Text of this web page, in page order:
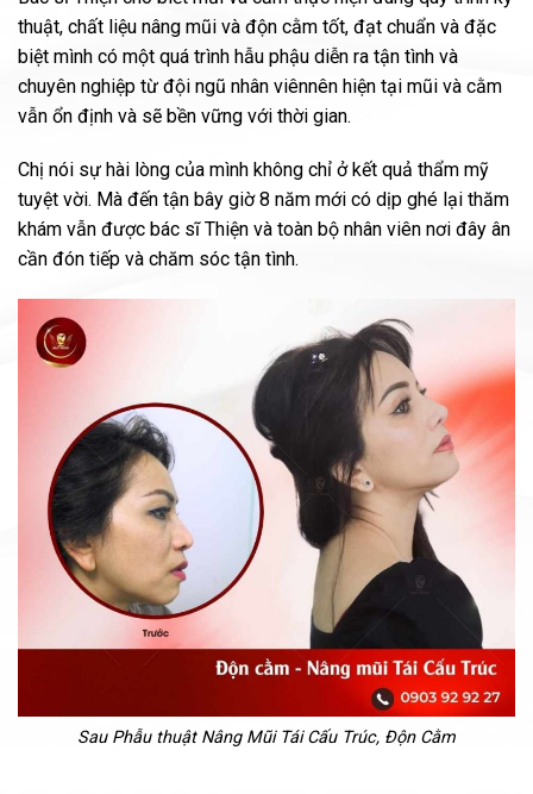
thuật, chất liệu nâng mũi và độn cằm tốt, đạt chuẩn và đặc
biệt mình có một quá trình hẫu phậu diễn ra tận tình và
chuyên nghiệp từ đội ngũ nhân viênnên hiện tại mũi và cằm
vẫn ổn định và sẽ bền vững với thời gian.
Chị nói sự hài lòng của mình không chỉ ở kết quả thẩm mỹ
tuyệt vời. Mà đến tận bây giờ 8 năm mới có dịp ghé lại thăm
khám vẫn được bác sĩ Thiện và toàn bộ nhân viên nơi đây ân
cần đón tiếp và chăm sóc tận tình.
Sau Phẫu thuật Nâng Mũi Tái Cấu Trúc, Độn Cằm